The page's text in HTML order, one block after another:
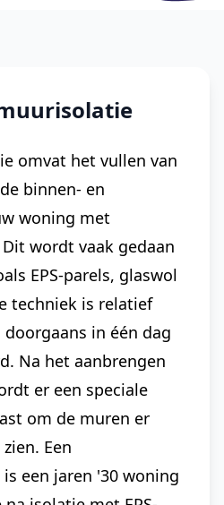
omvat het vullen van
binnen- en
woning met
wordt vaak gedaan
EPS-parels, glaswol
techniek is relatief
in één dag
Na het aanbrengen
er een speciale
om de muren er
Een
een jaren '30 woning